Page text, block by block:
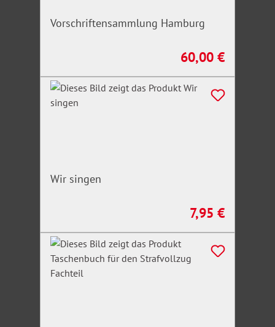
Vorschriftensammlung Hamburg
Regulärer Preis:
60,00 €
Wir singen
Regulärer Preis:
7,95 €